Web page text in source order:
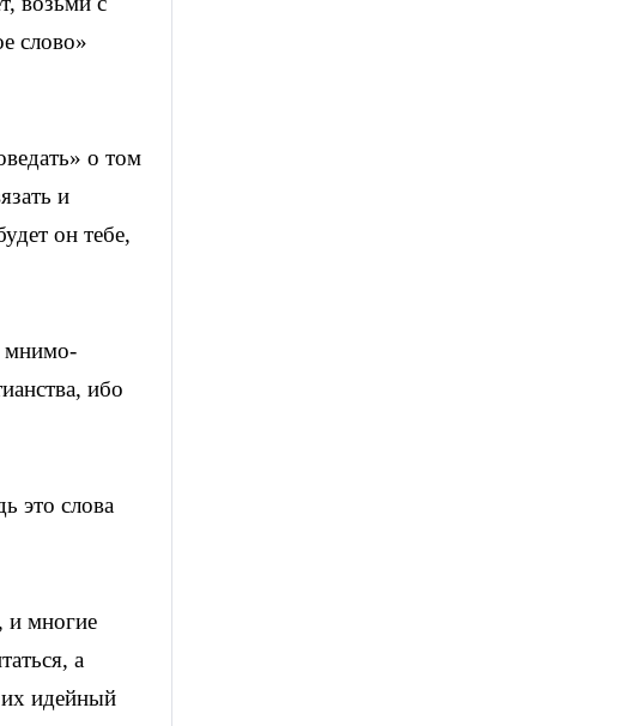
слово»
о том
и
он тебе,
мнимо-
ибо
это слова
и многие
а
их идейный